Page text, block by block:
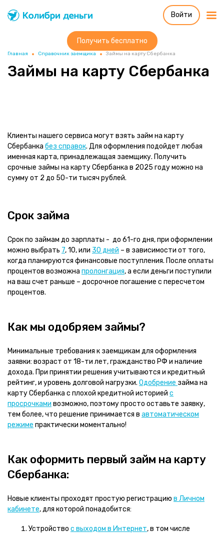
Войти
Главная Справочник заемщика Займы на карту Сбербанка
Займы на карту Сбербанка
Клиенты нашего сервиса могут взять займ на карту
Сбербанка без справок. Для оформления подойдет любая
именная карта, принадлежащая заемщику. Получить
срочные займы на карту Сбербанка в 2025 году можно на
сумму от 2 до 50-ти тысяч рублей.
Срок займа
Срок по займам до зарплаты - до 61-го дня, при оформлении
можно выбрать 7, 10, или 30 дней – в зависимости от того,
когда планируются финансовые поступления. После оплаты
процентов возможна пролонгация, а если деньги поступили
на ваш счет раньше – досрочное погашение с пересчетом
процентов.
Как мы одобряем займы?
Минимальные требования к заемщикам для оформления
заявки: возраст от 18-ти лет, гражданство РФ и наличие
дохода. При принятии решения учитываются и кредитный
рейтинг, и уровень долговой нагрузки. Одобрение займа на
карту Сбербанка с плохой кредитной историей с
просрочками возможно, поэтому просто оставьте заявку,
тем более, что решение принимается в автоматическом
режиме практически моментально!
Как оформить первый займ на карту
Сбербанка:
Новые клиенты проходят простую регистрацию в Личном
кабинете, для которой понадобится:
Устройство с выходом в Интернет, в том числе
Получить бесплатно